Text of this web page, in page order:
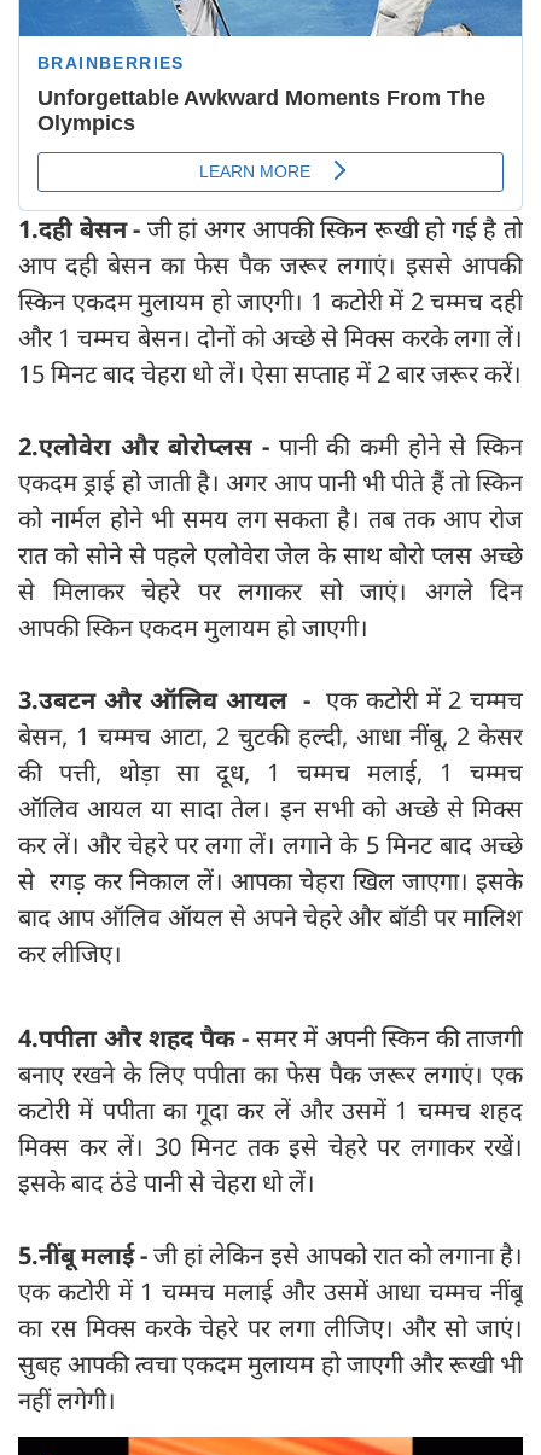
1.दही बेसन - जी हां अगर आपकी स्किन रूखी हो गई है तो
आप दही बेसन का फेस पैक जरूर लगाएं। इससे आपकी
स्किन एकदम मुलायम हो जाएगी। 1 कटोरी में 2 चम्मच दही
और 1 चम्मच बेसन। दोनों को अच्छे से मिक्स करके लगा लें।
15 मिनट बाद चेहरा धो लें। ऐसा सप्ताह में 2 बार जरूर करें।
2.एलोवेरा और बोरोप्लस - पानी की कमी होने से स्किन
एकदम ड्राई हो जाती है। अगर आप पानी भी पीते हैं तो स्किन
को नार्मल होने भी समय लग सकता है। तब तक आप रोज
रात को सोने से पहले एलोवेरा जेल के साथ बोरो प्लस अच्छे
से मिलाकर चेहरे पर लगाकर सो जाएं। अगले दिन
आपकी स्किन एकदम मुलायम हो जाएगी।
3.उबटन और ऑलिव आयल - एक कटोरी में 2 चम्मच
बेसन, 1 चम्मच आटा, 2 चुटकी हल्दी, आधा नींबू, 2 केसर
की पत्ती, थोड़ा सा दूध, 1 चम्मच मलाई, 1 चम्मच
ऑलिव आयल या सादा तेल। इन सभी को अच्छे से मिक्स
कर लें। और चेहरे पर लगा लें। लगाने के 5 मिनट बाद अच्छे
से रगड़ कर निकाल लें। आपका चेहरा खिल जाएगा। इसके
बाद आप ऑलिव ऑयल से अपने चेहरे और बॉडी पर मालिश
कर लीजिए।
4.पपीता और शहद पैक - समर में अपनी स्किन की ताजगी
बनाए रखने के लिए पपीता का फेस पैक जरूर लगाएं। एक
कटोरी में पपीता का गूदा कर लें और उसमें 1 चम्मच शहद
मिक्स कर लें। 30 मिनट तक इसे चेहरे पर लगाकर रखें।
इसके बाद ठंडे पानी से चेहरा धो लें।
5.नींबू मलाई -जी हां लेकिन इसे आपको रात को लगाना है।
एक कटोरी में 1 चम्मच मलाई और उसमें आधा चम्मच नींबू
का रस मिक्स करके चेहरे पर लगा लीजिए। और सो जाएं।
सुबह आपकी त्वचा एकदम मुलायम हो जाएगी और रूखी भी
नहीं लगेगी।